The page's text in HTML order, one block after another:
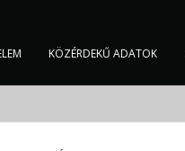
KÖZÉRDEKŰ ADATOK